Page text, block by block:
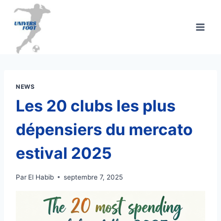
Aller
contenu
NEWS
Les 20 clubs les plus
dépensiers du mercato
estival 2025
Par El Habib septembre 7, 2025